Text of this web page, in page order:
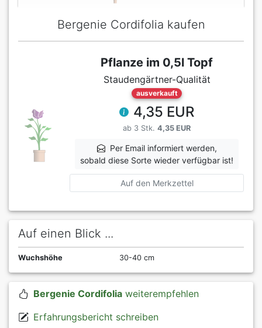
Bergenie Cordifolia kaufen
Pflanze im 0,5l Topf
Staudengärtner-Qualität
ausverkauft
4,35 EUR
ab 3 Stk. 4,35 EUR
Per Email informiert werden,
sobald diese Sorte wieder verfügbar ist!
Auf den Merkzettel
Auf einen Blick ...
Wuchshöhe 30-40 cm
Bergenie Cordifoliaweiterempfehlen
Erfahrungsbericht schreiben